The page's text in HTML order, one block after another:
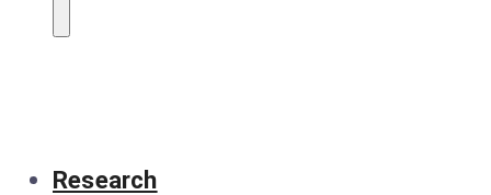
Research